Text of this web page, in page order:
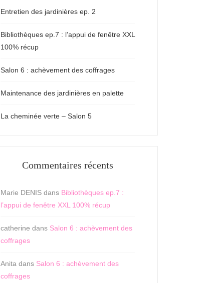
Entretien des jardinières ep. 2
Bibliothèques ep.7 : l’appui de fenêtre XXL
100% récup
Salon 6 : achèvement des coffrages
Maintenance des jardinières en palette
La cheminée verte – Salon 5
Commentaires récents
Marie DENIS dans Bibliothèques ep.7 :
l’appui de fenêtre XXL 100% récup
catherine dans Salon 6 : achèvement des
coffrages
Anita dans Salon 6 : achèvement des
coffrages